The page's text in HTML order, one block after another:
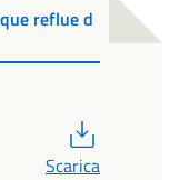
reflue d
Scarica